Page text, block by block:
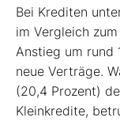
Bei Krediten
im Vergleich
Anstieg um rund
neue Verträge.
(20,4 Prozent)
Kleinkredite,